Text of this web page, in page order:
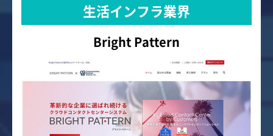
生活インフラ業界
Bright Pattern